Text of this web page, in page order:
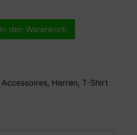
In den Warenkorb
Accessoires, Herren, T-Shirt